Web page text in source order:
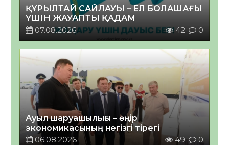
ҚҰРЫЛТАЙ САЙЛАУЫ – ЕЛ БОЛАШАҒЫ
ҮШІН ЖАУАПТЫ ҚАДАМ
07.08.2026
42 0
Ауыл шаруашылығы – өңір
экономикасының негізгі тірегі
06.08.2026
49 0